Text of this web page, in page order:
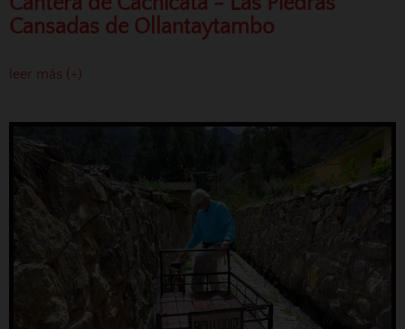
Cansadas de Ollantaytambo
leer más (+)